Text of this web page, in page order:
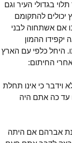
בגדולי העיר וגם
להתקומם
אם אשתחוה לבני
ההמון
היחל כלפי עם הארץ
החיתום:
וידבר כי אינו תחלת
עד כה אתם היה
אברהם אם היתה